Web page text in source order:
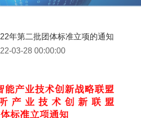
年第二批团体标准立项的通知
03-28 00:00:00